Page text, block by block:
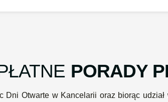
PORADY
Otwarte w Kancelarii oraz biorąc